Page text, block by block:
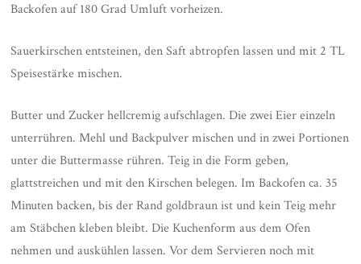
Backofen auf 180 Grad Umluft vorheizen.
Sauerkirschen entsteinen, den Saft abtropfen lassen und mit 2 TL
Speisestärke mischen.
Butter und Zucker hellcremig aufschlagen. Die zwei Eier einzeln
unterrühren. Mehl und Backpulver mischen und in zwei Portionen
unter die Buttermasse rühren. Teig in die Form geben,
glattstreichen und mit den Kirschen belegen. Im Backofen ca. 35
Minuten backen, bis der Rand goldbraun ist und kein Teig mehr
am Stäbchen kleben bleibt. Die Kuchenform aus dem Ofen
nehmen und auskühlen lassen. Vor dem Servieren noch mit